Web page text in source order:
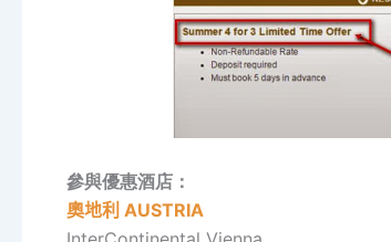
參與優惠酒店：
奧地利 AUSTRIA